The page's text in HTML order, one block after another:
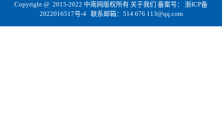
Copyright @ 2015-2022 中南网版权所有 关于我们 备案号： 浙ICP备
2022016517号-4联系邮箱：514 676 113@qq.com